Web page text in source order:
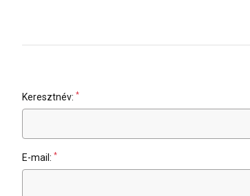
Keresztnév: *
E-mail: *